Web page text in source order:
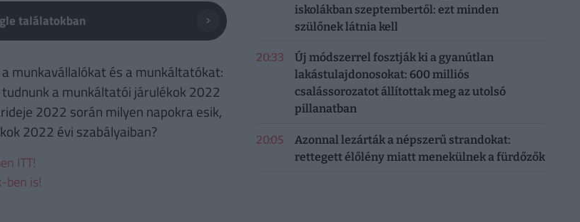
találatokban
munkavállalókat és a munkáltatókat:
a munkáltatói járulékok 2022
2022 során milyen napokra esik,
2022 évi szabályaiban?
ITT!
ben is!
iskolákban szeptembertől: ezt minden
szülőnek látnia kell
20:33
Új módszerrel fosztják ki a gyanútlan
lakástulajdonosokat: 600 milliós
csalássorozatot állítottak meg az utolsó
pillanatban
20:05
Azonnal lezárták a népszerű strandokat:
rettegett élőlény miatt menekülnek a fürdőzők